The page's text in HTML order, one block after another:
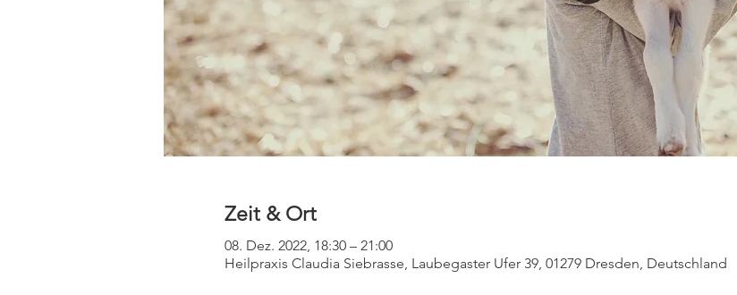
Zeit & Ort
08. Dez. 2022, 18:30 – 21:00
Heilpraxis Claudia Siebrasse, Laubegaster Ufer 39, 01279 Dresden, Deutschland